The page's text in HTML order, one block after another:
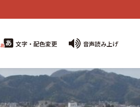
文字・配色変更 音声読み上げ